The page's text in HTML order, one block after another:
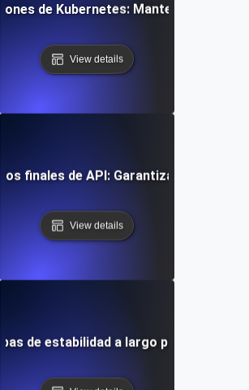
de Kubernetes: Manteniendo los
View details
finales de API: Garantizando
View details
de estabilidad a largo plazo del